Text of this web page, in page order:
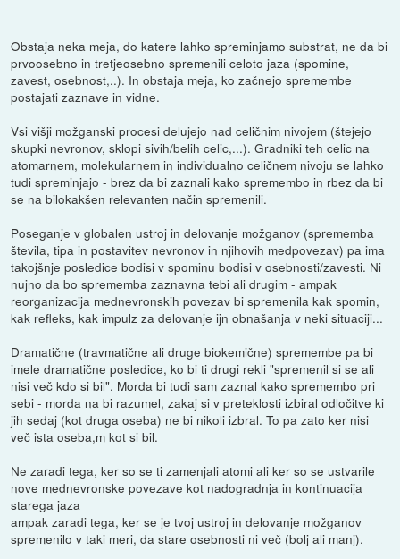
Obstaja neka meja, do katere lahko spreminjamo substrat, ne da bi
prvoosebno in tretjeosebno spremenili celoto jaza (spomine,
zavest, osebnost,..). In obstaja meja, ko začnejo spremembe
postajati zaznave in vidne.
Vsi višji možganski procesi delujejo nad celičnim nivojem (štejejo
skupki nevronov, sklopi sivih/belih celic,...). Gradniki teh celic na
atomarnem, molekularnem in individualno celičnem nivoju se lahko
tudi spreminjajo - brez da bi zaznali kako spremembo in rbez da bi
se na bilokakšen relevanten način spremenili.
Poseganje v globalen ustroj in delovanje možganov (sprememba
števila, tipa in postavitev nevronov in njihovih medpovezav) pa ima
takojšnje posledice bodisi v spominu bodisi v osebnosti/zavesti. Ni
nujno da bo sprememba zaznavna tebi ali drugim - ampak
reorganizacija mednevronskih povezav bi spremenila kak spomin,
kak refleks, kak impulz za delovanje ijn obnašanja v neki situaciji...
Dramatične (travmatične ali druge biokemične) spremembe pa bi
imele dramatične posledice, ko bi ti drugi rekli "spremenil si se ali
nisi več kdo si bil". Morda bi tudi sam zaznal kako spremembo pri
sebi - morda na bi razumel, zakaj si v preteklosti izbiral odločitve ki
jih sedaj (kot druga oseba) ne bi nikoli izbral. To pa zato ker nisi
več ista oseba,m kot si bil.
Ne zaradi tega, ker so se ti zamenjali atomi ali ker so se ustvarile
nove mednevronske povezave kot nadogradnja in kontinuacija
starega jaza
ampak zaradi tega, ker se je tvoj ustroj in delovanje možganov
spremenilo v taki meri, da stare osebnosti ni več (bolj ali manj).